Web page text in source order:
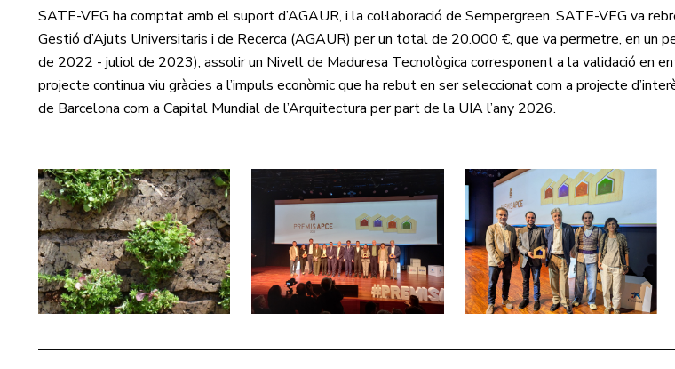
SATE-VEG ha comptat amb el suport d’AGAUR, i la col·laboració de Sempergreen. SATE-VEG va
Gestió d’Ajuts Universitaris i de Recerca (AGAUR) per un total de 20.000 €, que va permetre, en un
de 2022 - juliol de 2023), assolir un Nivell de Maduresa Tecnològica corresponent a la validació en
projecte continua viu gràcies a l’impuls econòmic que ha rebut en ser seleccionat com a projecte
de Barcelona com a Capital Mundial de l’Arquitectura per part de la UIA l’any 2026.